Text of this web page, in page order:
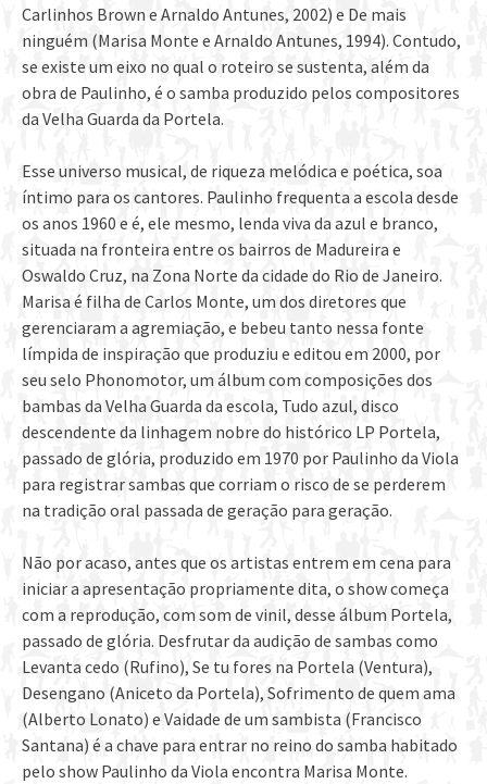
Carlinhos Brown e Arnaldo Antunes, 2002) e De mais
ninguém (Marisa Monte e Arnaldo Antunes, 1994). Contudo,
se existe um eixo no qual o roteiro se sustenta, além da
obra de Paulinho, é o samba produzido pelos compositores
da Velha Guarda da Portela.
Esse universo musical, de riqueza melódica e poética, soa
íntimo para os cantores. Paulinho frequenta a escola desde
os anos 1960 e é, ele mesmo, lenda viva da azul e branco,
situada na fronteira entre os bairros de Madureira e
Oswaldo Cruz, na Zona Norte da cidade do Rio de Janeiro.
Marisa é filha de Carlos Monte, um dos diretores que
gerenciaram a agremiação, e bebeu tanto nessa fonte
límpida de inspiração que produziu e editou em 2000, por
seu selo Phonomotor, um álbum com composições dos
bambas da Velha Guarda da escola, Tudo azul, disco
descendente da linhagem nobre do histórico LP Portela,
passado de glória, produzido em 1970 por Paulinho da Viola
para registrar sambas que corriam o risco de se perderem
na tradição oral passada de geração para geração.
Não por acaso, antes que os artistas entrem em cena para
iniciar a apresentação propriamente dita, o show começa
com a reprodução, com som de vinil, desse álbum Portela,
passado de glória. Desfrutar da audição de sambas como
Levanta cedo (Rufino), Se tu fores na Portela (Ventura),
Desengano (Aniceto da Portela), Sofrimento de quem ama
(Alberto Lonato) e Vaidade de um sambista (Francisco
Santana) é a chave para entrar no reino do samba habitado
pelo show Paulinho da Viola encontra Marisa Monte.